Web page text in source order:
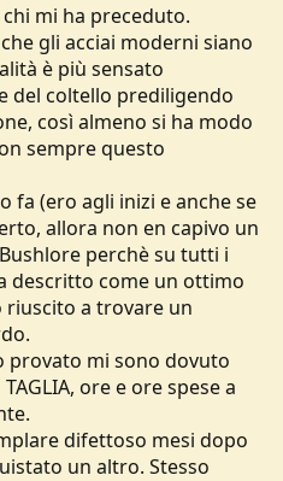
mi ha preceduto.
gli acciai moderni siano
è più sensato
del coltello prediligendo
così almeno si ha modo
sempre questo
fa (ero agli inizi e anche se
allora non en capivo un
perchè su tutti i
descritto come un ottimo
a trovare un
provato mi sono dovuto
ore e ore spese a
difettoso mesi dopo
un altro. Stesso